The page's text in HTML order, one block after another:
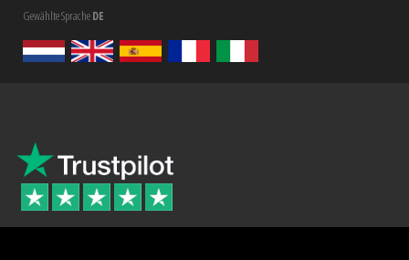
Gewählte SpracheDE